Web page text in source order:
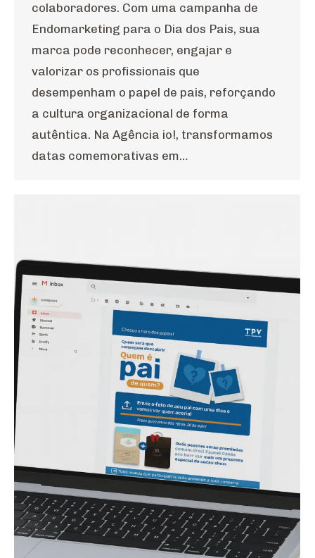
colaboradores. Com uma campanha de
Endomarketing para o Dia dos Pais, sua
marca pode reconhecer, engajar e
valorizar os profissionais que
desempenham o papel de pais, reforçando
a cultura organizacional de forma
autêntica. Na Agência io!, transformamos
datas comemorativas em…